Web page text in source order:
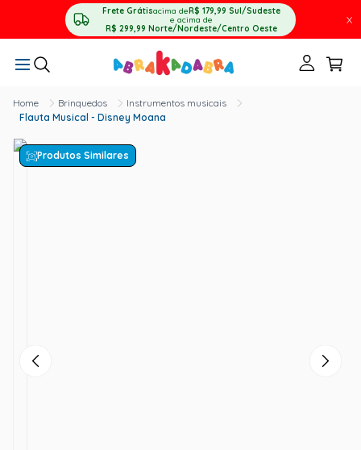
Frete Grátisacima deR$ 179,99 Sul/Sudeste
e acima de
R$ 299,99 Norte/Nordeste/Centro Oeste
X
Brinquedos
Instrumentos musicais
Flauta Musical - Disney Moana
Produtos Similares